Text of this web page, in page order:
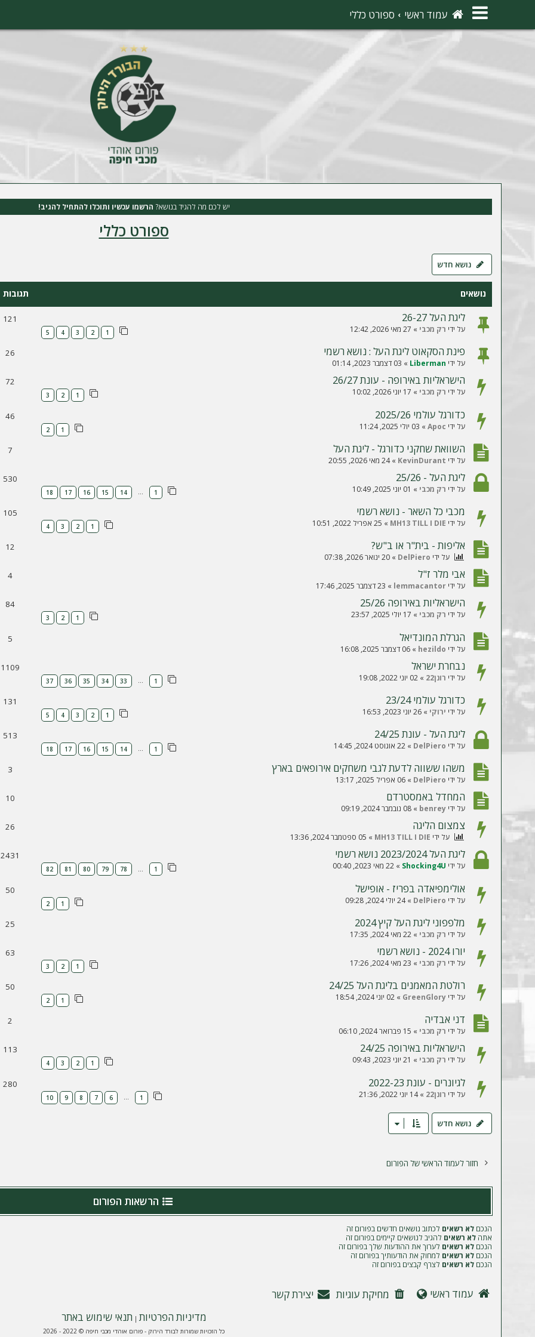
ה
עמוד ראשי ספורט כללי
יש לכם מה להגיד בנושא? הרשמו עכשיו ותוכלו להתחיל להגיב!
ספורט כללי
נושא חדש
נושאים תגובות
ליגת העל 26-27
על ידי רק מכבי » 27 מאי 2026, 12:42 1
2
3
4
5
121
פינת הסקאוט ליגת העל : נושא רשמי
על ידי Liberman
» 03 דצמבר 2023, 01:14
26
הישראליות באירופה - עונת 26/27
על ידי רק מכבי » 17 יוני 2026, 10:02 1
2
3
72
כדורגל עולמי 2025/26
על ידי Apoc
» 03 יולי 2025, 11:24 1
2
46
השוואת שחקני כדורגל - ליגת העל
על ידי KevinDurant
»24 מאי 2026, 20:55
7
ליגת העל - 25/26
על ידי רק מכבי » 01 יוני 2025, 10:49 1
…
14
15
16
17
18
530
מכבי כל השאר - נושא רשמי
על ידי MH13 TILL I DIE
» 25 אפריל 2022, 10:51 1
2
3
4
105
אליפות - בית"ר או ב"ש?
על ידי DelPiero
» 20 ינואר 2026, 07:38
12
אבי מלר ז"ל
על ידי lemmacantor
» 23 דצמבר 2025, 17:46
4
הישראליות באירופה 25/26
על ידי רק מכבי » 17 יולי 2025, 23:57 1
2
3
84
הגרלת המונדיאל
על ידי hezildo
» 06 דצמבר 2025, 16:08
5
נבחרת ישראל
על ידי רונן22 » 02 יוני 2022, 19:08 1
…
33
34
35
36
37
1109
כדורגל עולמי 23/24
על ידי ירוקי » 26 יוני 2023, 16:53 1
2
3
4
5
131
ליגת העל - עונת 24/25
על ידי DelPiero
» 22 אוגוסט 2024, 14:45 1
…
14
15
16
17
18
513
משהו ששווה לדעת לגבי משחקים אירופאים בארץ
על ידי DelPiero
» 06 אפריל 2025, 13:17
3
המחדל באמסטרדם
על ידי benrey
» 08 נובמבר 2024, 09:19
10
צמצום הליגה
על ידי MH13 TILL I DIE
» 05 ספטמבר 2024, 13:36
26
ליגת העל 2023/2024 נושא רשמי
על ידי Shocking4U
» 22 מאי 2023, 00:40 1
78
79
80
81
82
2431
אולימפיאדה בפריז - אופישל
על ידי DelPiero
»24 יולי 2024, 09:28 1
2
50
מלפפוני ליגת העל קיץ 2024
על ידי רק מכבי » 22 מאי 2024, 17:35
25
יורו 2024 - נושא רשמי
על ידי רק מכבי » 23 מאי 2024, 17:26 1
2
3
63
רולטת המאמנים בליגת העל 24/25
על ידי GreenGlory
» 02 יוני 2024, 18:54 1
2
50
דני אבדיה
על ידי רק מכבי » 15 פברואר 2024, 06:10
2
הישראליות באירופה 24/25
על ידי רק מכבי » 21 יוני 2023, 09:43 1
2
3
4
113
לגיונרים - עונת 2022-23
על ידי רונן22 »14 יוני 2022, 21:36 1
…
6
7
8
9
10
280
נושא חדש
חזור לעמוד הראשי של הפורום
הרשאות הפורום
הנכם לא רשאים לכתוב נושאים חדשים בפורום זה
אתה לא רשאים להגיב לנושאים קיימים בפורום זה
הנכם לא רשאים לערוך את ההודעות שלך בפורום זה
הנכם לא רשאים למחוק את הודעותיך בפורום זה
הנכם לא רשאים לצרף קבצים בפורום זה
עמוד ראשי מחיקת עוגיות
יצירת קשר
מדיניות הפרטיות | תנאי שימוש באתר
כל הזכויות שמורות לבורד הירוק - פורום אוהדי מכבי חיפה © 2022 - 2026